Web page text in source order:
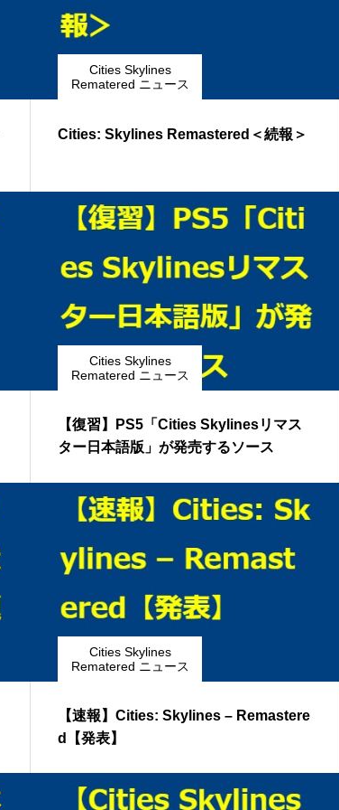
Cities Skylines
Rematered ニュース
Cities: Skylines Remastered＜続報＞
Cities Skylines
Rematered ニュース
【復習】PS5「Cities Skylinesリマス
ター日本語版」が発売するソース
Cities Skylines
Rematered ニュース
【速報】Cities: Skylines – Remastere
d【発表】